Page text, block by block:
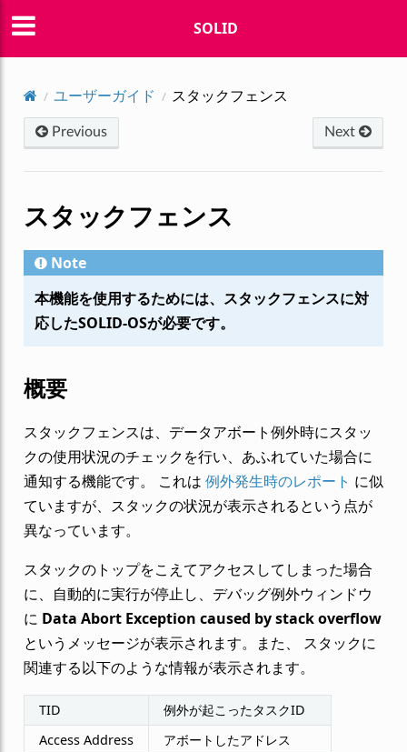
SOLID
ユーザーガイド スタックフェンス
Previous Next
スタックフェンス
Note
本機能を使用するためには、スタックフェンスに対
応したSOLID-OSが必要です。
概要
スタックフェンスは、データアボート例外時にスタッ
クの使用状況のチェックを行い、あふれていた場合に
通知する機能です。 これは 例外発生時のレポート に似
ていますが、スタックの状況が表示されるという点が
異なっています。
スタックのトップをこえてアクセスしてしまった場合
に、自動的に実行が停止し、デバッグ例外ウィンドウ
に Data Abort Exception caused by stack overflow
というメッセージが表示されます。また、 スタックに
関連する以下のような情報が表示されます。
TID
例外が起こったタスクID
Access Address
アボートしたアドレス